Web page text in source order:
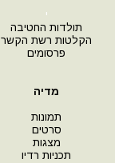
י
תולדות החטיבה
הקלטות רשת הקשר
פרסומים
מדיה
תמונות
סרטים
מצגות
תכניות רדיו